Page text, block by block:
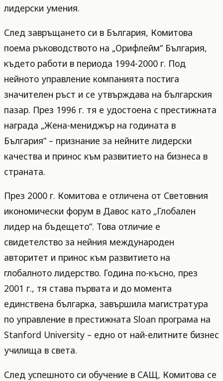
лидерски умения.
След завръщането си в България, Комитова
поема ръководството на „Орифлейм“ България,
където работи в периода 1994-2000 г. Под
нейното управление компанията постига
значителен ръст и се утвърждава на българския
пазар. През 1996 г. тя е удостоена с престижната
награда „Жена-мениджър на годината в
България“ – признание за нейните лидерски
качества и принос към развитието на бизнеса в
страната.
През 2000 г. Комитова е отличена от Световния
икономически форум в Давос като „Глобален
лидер на бъдещето“. Това отличие е
свидетелство за нейния международен
авторитет и принос към развитието на
глобалното лидерство. Година по-късно, през
2001 г., тя става първата и до момента
единствена българка, завършила магистратура
по управление в престижната Sloan програма на
Stanford University – едно от най-елитните бизнес
училища в света.
След успешното си обучение в САЩ, Комитова се